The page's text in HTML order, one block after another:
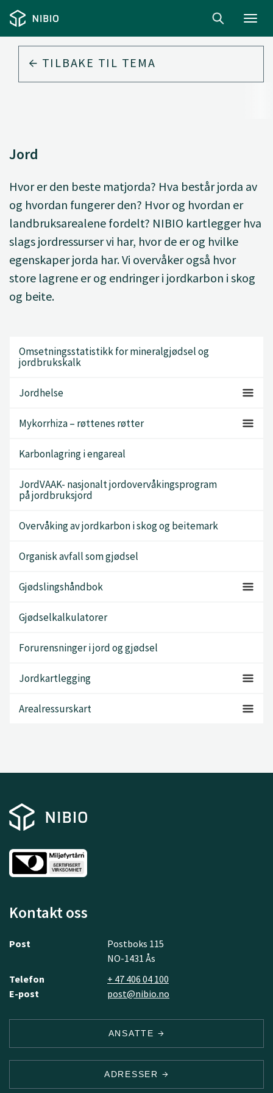
TILBAKE TIL TEMA
Jord
Hvor er den beste matjorda? Hva består jorda av
og hvordan fungerer den? Hvor og hvordan er
landbruksarealene fordelt? NIBIO kartlegger hva
slags jordressurser vi har, hvor de er og hvilke
egenskaper jorda har. Vi overvåker også hvor
store lagrene er og endringer i jordkarbon i skog
og beite.
Omsetningsstatistikk for mineralgjødsel og
jordbrukskalk
Jordhelse
Mykorrhiza – røttenes røtter
Karbonlagring i engareal
JordVAAK- nasjonalt jordovervåkingsprogram
på jordbruksjord
Overvåking av jordkarbon i skog og beitemark
Organisk avfall som gjødsel
Gjødslingshåndbok
Gjødselkalkulatorer
Forurensninger i jord og gjødsel
Jordkartlegging
Arealressurskart
Kontakt oss
Post
Postboks 115
NO-1431 Ås
Telefon
+ 47 406 04 100
E-post
post@nibio.no
ANSATTE
ADRESSER